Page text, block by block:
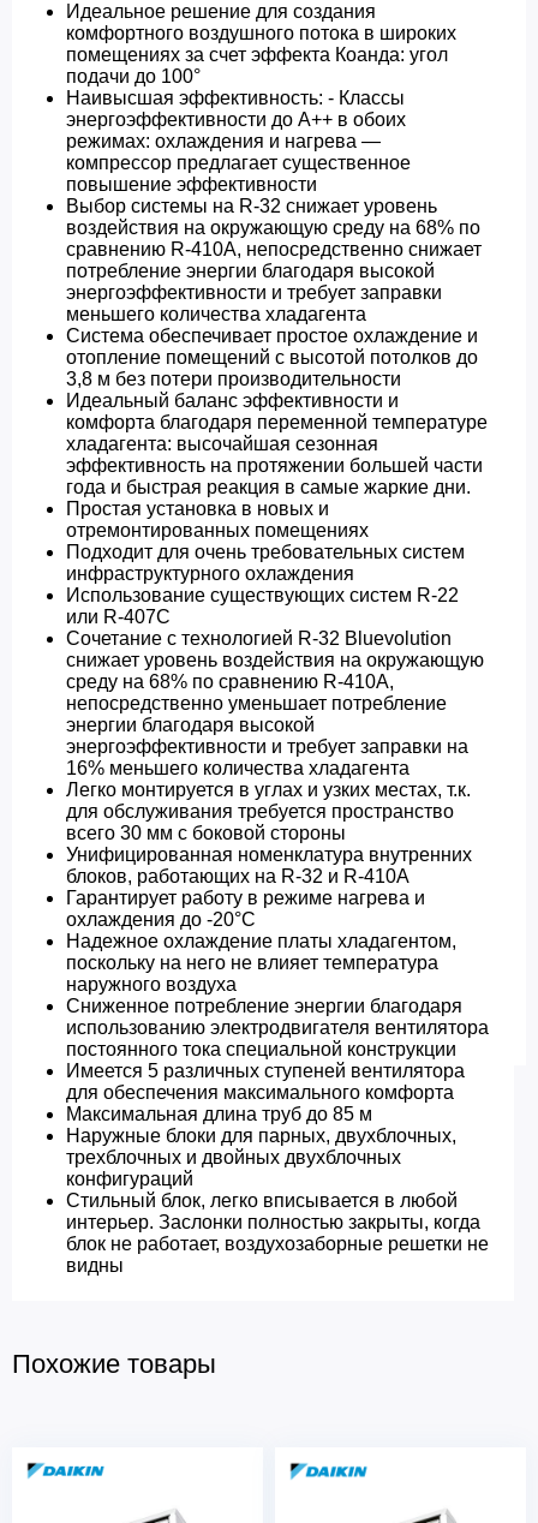
Идеальное решение для создания
комфортного воздушного потока в широких
помещениях за счет эффекта Коанда: угол
подачи до 100°
Наивысшая эффективность: - Классы
энергоэффективности до A++ в обоих
режимах: охлаждения и нагрева —
компрессор предлагает существенное
повышение эффективности
Выбор системы на R-32 снижает уровень
воздействия на окружающую среду на 68% по
сравнению R-410A, непосредственно снижает
потребление энергии благодаря высокой
энергоэффективности и требует заправки
меньшего количества хладагента
Система обеспечивает простое охлаждение и
отопление помещений с высотой потолков до
3,8 м без потери производительности
Идеальный баланс эффективности и
комфорта благодаря переменной температуре
хладагента: высочайшая сезонная
эффективность на протяжении большей части
года и быстрая реакция в самые жаркие дни.
Простая установка в новых и
отремонтированных помещениях
Подходит для очень требовательных систем
инфраструктурного охлаждения
Использование существующих систем R-22
или R-407C
Сочетание с технологией R-32 Bluevolution
снижает уровень воздействия на окружающую
среду на 68% по сравнению R-410A,
непосредственно уменьшает потребление
энергии благодаря высокой
энергоэффективности и требует заправки на
16% меньшего количества хладагента
Легко монтируется в углах и узких местах, т.к.
для обслуживания требуется пространство
всего 30 мм с боковой стороны
Унифицированная номенклатура внутренних
блоков, работающих на R-32 и R-410A
Гарантирует работу в режиме нагрева и
охлаждения до -20°C
Надежное охлаждение платы хладагентом,
поскольку на него не влияет температура
наружного воздуха
Сниженное потребление энергии благодаря
использованию электродвигателя вентилятора
постоянного тока специальной конструкции
Имеется 5 различных ступеней вентилятора
для обеспечения максимального комфорта
Максимальная длина труб до 85 м
Наружные блоки для парных, двухблочных,
трехблочных и двойных двухблочных
конфигураций
Стильный блок, легко вписывается в любой
интерьер. Заслонки полностью закрыты, когда
блок не работает, воздухозаборные решетки не
видны
Похожие товары